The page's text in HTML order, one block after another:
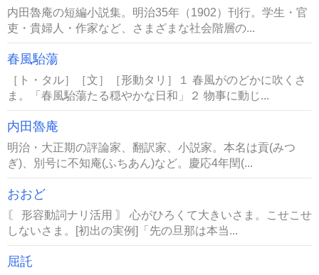
内田魯庵の短編小説集。明治35年（1902）刊行。学生・官
吏・貴婦人・作家など、さまざまな社会階層の...
春風駘蕩
［ト・タル］［文］［形動タリ］１ 春風がのどかに吹くさ
ま。「春風駘蕩たる穏やかな日和」２ 物事に動じ...
内田魯庵
明治・大正期の評論家、翻訳家、小説家。本名は貢(みつ
ぎ)、別号に不知庵(ふちあん)など。慶応4年閏(...
おおど
〘 形容動詞ナリ活用 〙 心がひろくて大きいさま。こせこせ
しないさま。[初出の実例]「先の旦那は本当...
屈託